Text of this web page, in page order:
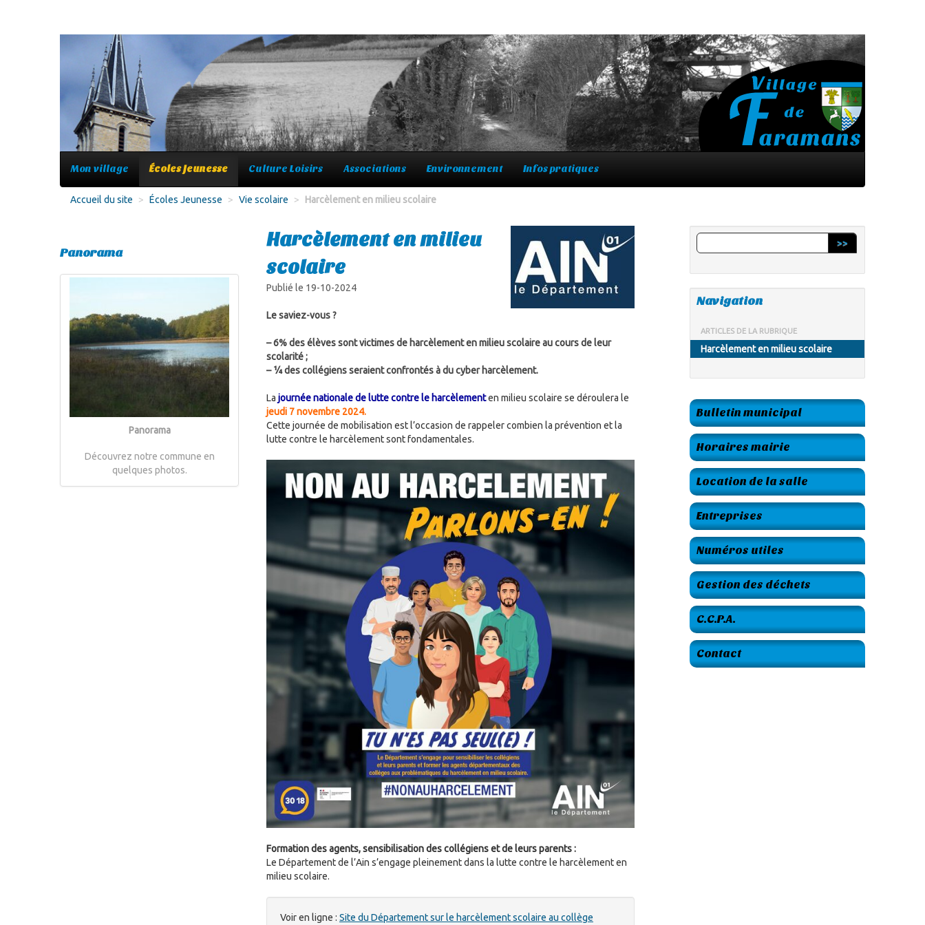
Mon village Écoles Jeunesse Culture Loisirs Associations Environnement Infos pratiques
Accueil du site > Écoles Jeunesse > Vie scolaire > Harcèlement en milieu scolaire
Harcèlement en milieu
scolaire
Publié le 19-10-2024
Le saviez-vous ?
–6% des élèves sont victimes de harcèlement en milieu scolaire au cours de leur
scolarité ;
–¼ des collégiens seraient confrontés à du cyber harcèlement.
La journée nationale de lutte contre le harcèlementen milieu scolaire se déroulera le
jeudi 7 novembre 2024.
Cette journée de mobilisation est l’occasion de rappeler combien la prévention et la
lutte contre le harcèlement sont fondamentales.
Formation des agents, sensibilisation des collégiens et de leurs parents :
Le Département de l’Ain s’engage pleinement dans la lutte contre le harcèlement en
milieu scolaire.
Voir en ligne : Site du Département sur le harcèlement scolaire au collège
>>
Navigation
ARTICLES DE LA RUBRIQUE
Harcèlement en milieu scolaire
Bulletin municipal
Horaires mairie
Location de la salle
Entreprises
Numéros utiles
Gestion des déchets
C.C.P.A.
Contact
Panorama
Panorama
Découvrez notre commune en
quelques photos.